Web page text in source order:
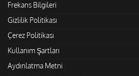
Frekans Bilgileri
Gizlilik Politikası
Çerez Politikası
Kullanım Şartları
Aydınlatma Metni